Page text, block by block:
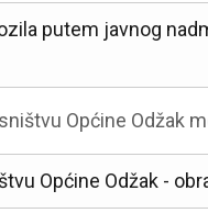
putem javnog
Općine Odžak
Općine Odžak -